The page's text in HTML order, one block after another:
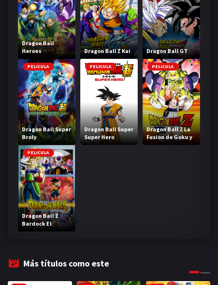
Dragon Ball
Heroes
Dragon Ball Z Kai Dragon Ball GT
PELICULA
Dragon Ball Super
Broly
PELICULA
Dragon Ball Super
Super Hero
PELICULA
Dragon Ball Z La
Fusion de Goku y
Vegeta
PELICULA
Dragon Ball Z
Bardock El
legendario Super
Más títulos como este